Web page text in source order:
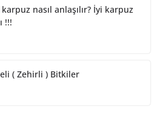
nasıl anlaşılır? İyi karpuz
!!!
( Zehirli ) Bitkiler